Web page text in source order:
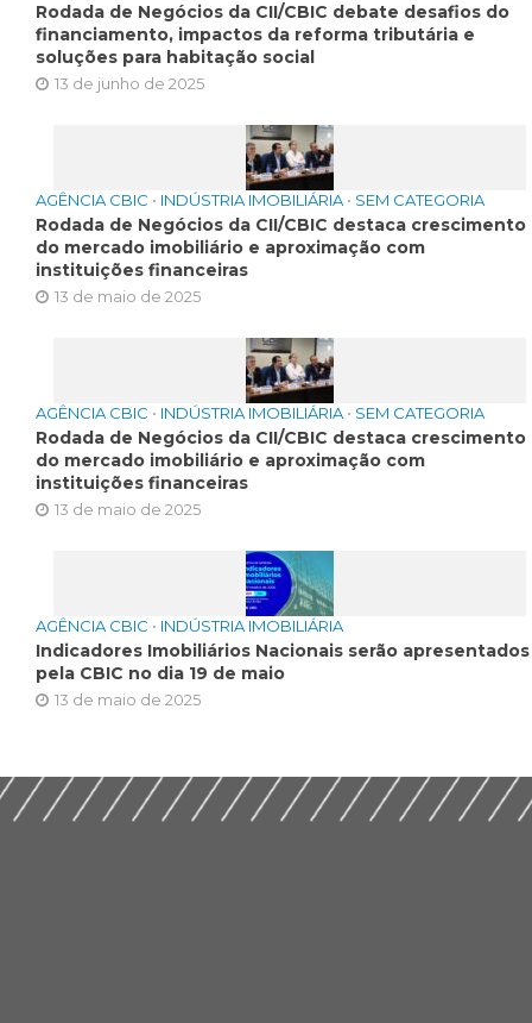
Rodada de Negócios da CII/CBIC debate desafios do
financiamento, impactos da reforma tributária e
soluções para habitação social
13 de junho de 2025
AGÊNCIA CBIC • INDÚSTRIA IMOBILIÁRIA • SEM CATEGORIA
Rodada de Negócios da CII/CBIC destaca crescimento
do mercado imobiliário e aproximação com
instituições financeiras
13 de maio de 2025
AGÊNCIA CBIC • INDÚSTRIA IMOBILIÁRIA • SEM CATEGORIA
Rodada de Negócios da CII/CBIC destaca crescimento
do mercado imobiliário e aproximação com
instituições financeiras
13 de maio de 2025
AGÊNCIA CBIC • INDÚSTRIA IMOBILIÁRIA
Indicadores Imobiliários Nacionais serão apresentados
pela CBIC no dia 19 de maio
13 de maio de 2025